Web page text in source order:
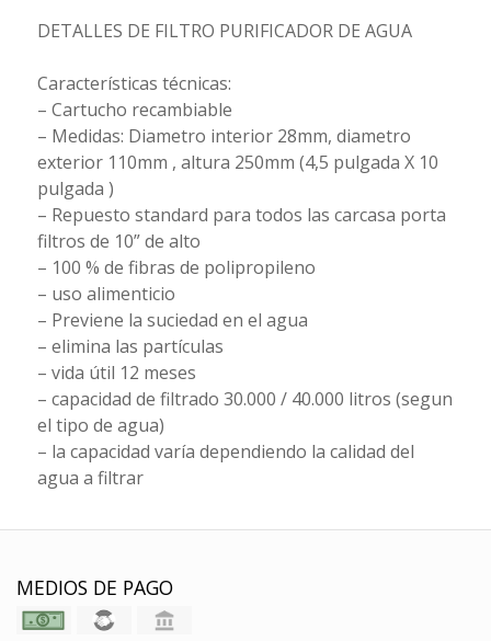
DETALLES DE FILTRO PURIFICADOR DE AGUA
Características técnicas:
– Cartucho recambiable
– Medidas: Diametro interior 28mm, diametro
exterior 110mm , altura 250mm (4,5 pulgada X 10
pulgada )
– Repuesto standard para todos las carcasa porta
filtros de 10” de alto
– 100 % de fibras de polipropileno
– uso alimenticio
– Previene la suciedad en el agua
– elimina las partículas
– vida útil 12 meses
– capacidad de filtrado 30.000 / 40.000 litros (segun
el tipo de agua)
– la capacidad varía dependiendo la calidad del
agua a filtrar
MEDIOS DE PAGO